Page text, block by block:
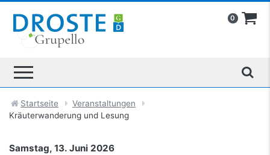
0
Startseite
Veranstaltungen
Kräuterwanderung und Lesung
Samstag, 13. Juni 2026